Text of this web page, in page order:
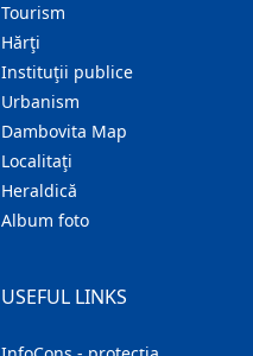
Tourism
Hărţi
Instituţii publice
Urbanism
Dambovita Map
Localitaţi
Heraldică
Album foto
USEFUL LINKS